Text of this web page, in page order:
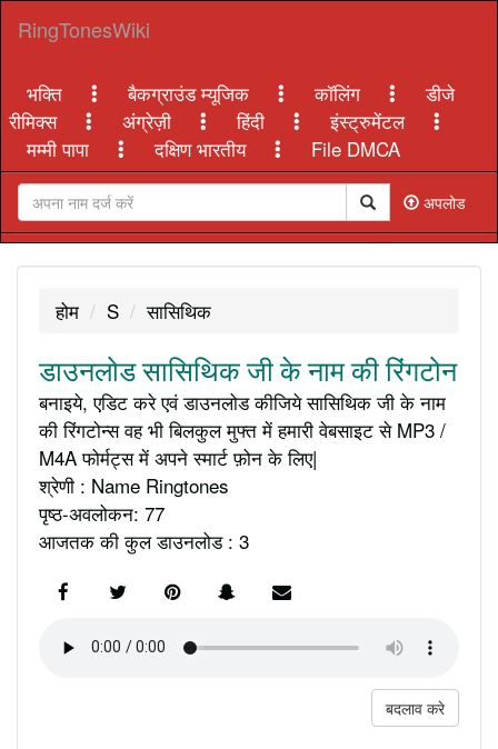
RingTonesWiki
भक्ति बैकग्राउंड म्यूजिक कॉलिंग
डीजे
रीमिक्स
अंग्रेज़ी हिंदी
इंस्ट्रुमेंटल
मम्मी पापा
दक्षिण भारतीय File DMCA
अपलोड
होम S सासिथिक
डाउनलोड सासिथिक जी के नाम की रिंगटोन
बनाइये, एडिट करे एवं डाउनलोड कीजिये सासिथिक जी के नाम
की रिंगटोन्स वह भी बिलकुल मुफ्त में हमारी वेबसाइट से MP3 /
M4A फोर्मट्स में अपने स्मार्ट फ़ोन के लिए|
श्रेणी : Name Ringtones
पृष्ठ-अवलोकन: 77
आजतक की कुल डाउनलोड : 3
बदलाव करे